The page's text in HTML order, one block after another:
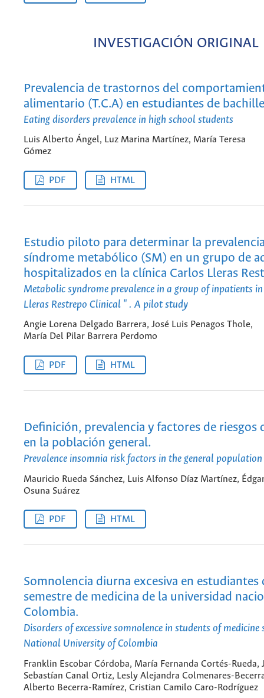
INVESTIGACIÓN ORIGINAL
Prevalencia de trastornos del
alimentario (T.C.A) en estudiantes de
Eating disorders prevalence in high school students
Luis Alberto Ángel, Luz Marina Martínez, María Teresa
Gómez
PDF HTML
Estudio piloto para determinar la
síndrome metabólico (SM) en un grupo de
hospitalizados en la clínica Carlos Lleras
Metabolic syndrome prevalence in a group of inpatients
Lleras Restrepo Clinical " . A pilot study
Angie Lorena Delgado Barrera, José Luis Penagos Thole,
María Del Pilar Barrera Perdomo
PDF HTML
Definición, prevalencia y factores de riesgos
en la población general.
Prevalence insomnia risk factors in the general population
Mauricio Rueda Sánchez, Luis Alfonso Díaz Martínez,
Osuna Suárez
PDF HTML
Somnolencia diurna excesiva en estudiantes
semestre de medicina de la universidad
Colombia.
Disorders of excessive somnolence in students of
National University of Colombia
Franklin Escobar Córdoba, María Fernanda Cortés-Rueda,
Sebastían Canal Ortiz, Lesly Alejandra Colmenares-
Alberto Becerra-Ramírez, Cristian Camilo Caro-Rodríguez